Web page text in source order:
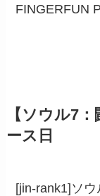
【ソウル7
ース日
[jin-rank1]ソ